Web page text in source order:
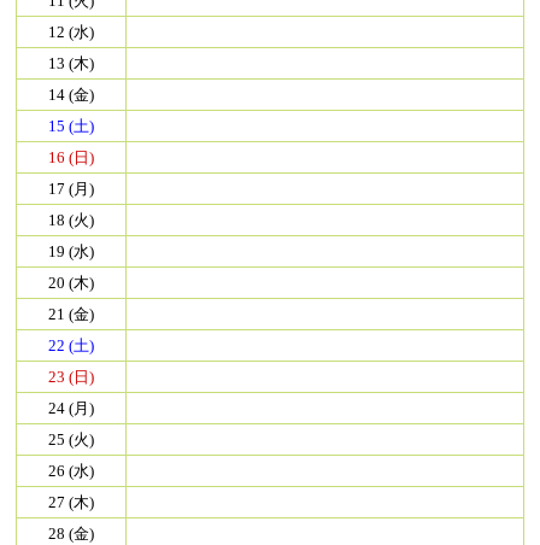
12 (水)
13 (木)
14 (金)
15 (土)
16 (日)
17 (月)
18 (火)
19 (水)
20 (木)
21 (金)
22 (土)
23 (日)
24 (月)
25 (火)
26 (水)
27 (木)
28 (金)